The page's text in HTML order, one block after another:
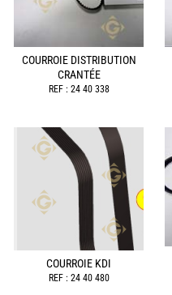
COURROIE DISTRIBUTION
CRANTÉE
REF : 24 40 338
COURROIE KDI
REF : 24 40 480